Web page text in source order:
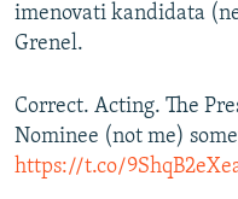
imenovati kandidata
Grenel.
Correct. Acting. The
Nominee (not me)
https://t.co/